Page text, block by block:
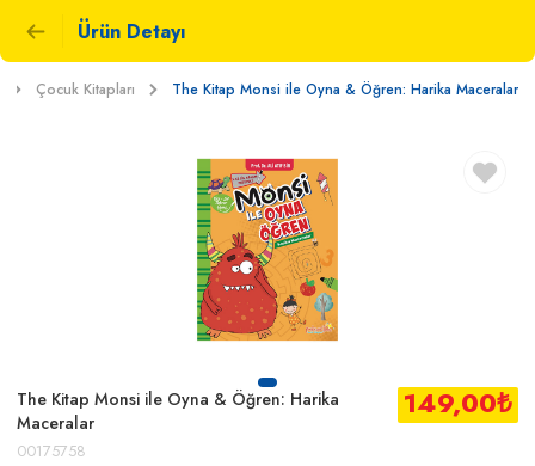
Ürün Detayı
Çocuk Kitapları The Kitap Monsi ile Oyna & Öğren: Harika Maceralar
The Kitap Monsi ile Oyna & Öğren: Harika
Maceralar
00175758
149,00₺